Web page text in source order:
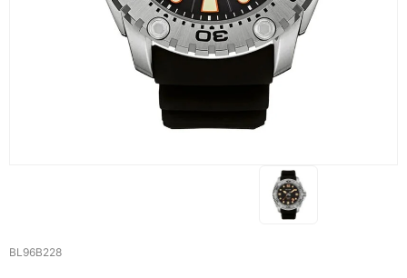
BL96B228